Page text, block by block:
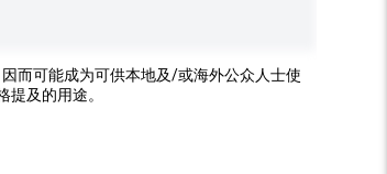
而可能成为可供本地及/或海外公众人士使
及的用途。